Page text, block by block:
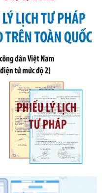
của Chính phủ: Sửa
định số 125/2020/NĐ-СР
phủ quy định xử
đơn được sửa đổi, bổ
CP
thủ tục hành chính mới
bị bãi bỏ và phê duyệt
giải quyết thủ tục hành
phạm vi chức năng quản
Quy trình nội bộ, quy
chính trong lĩnh vực Du